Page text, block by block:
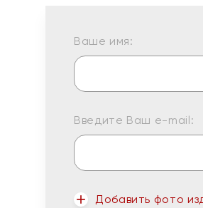
Ваше имя:
Введите Ваш e-mail:
Добавить фото